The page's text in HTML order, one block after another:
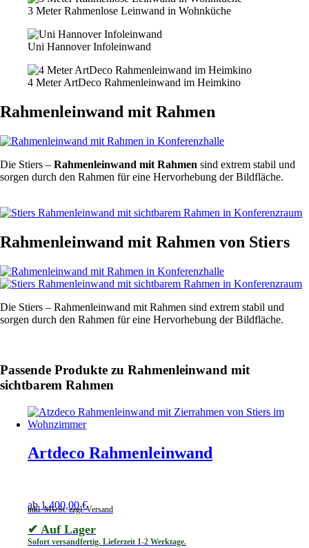
3 Meter Rahmenlose Leinwand in Wohnküche
Uni Hannover Infoleinwand
4 Meter ArtDeco Rahmenleinwand im Heimkino
Rahmenleinwand mit Rahmen
Die Stiers – Rahmenleinwand mit Rahmen sind extrem stabil und
sorgen durch den Rahmen für eine Hervorhebung der Bildfläche.
Rahmenleinwand mit Rahmen von Stiers
Die Stiers – Rahmenleinwand mit Rahmen sind extrem stabil und
sorgen durch den Rahmen für eine Hervorhebung der Bildfläche.
Passende Produkte zu Rahmenleinwand mit
sichtbarem Rahmen
Artdeco Rahmenleinwand
ab1.400,00€
inkl. MwSt. zzgl. Versand
✔ Auf Lager
Sofort versandfertig. Lieferzeit 1-2 Werktage.